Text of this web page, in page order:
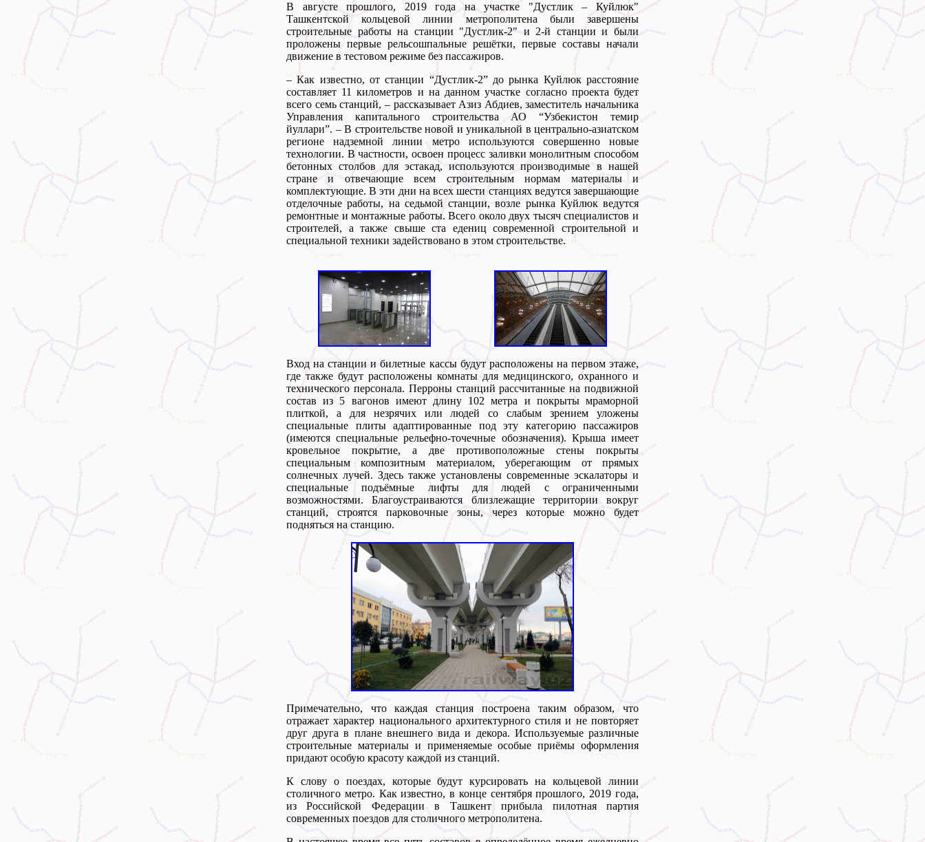
В августе прошлого, 2019 года на участке "Дустлик – Куйлюк"
Ташкентской кольцевой линии метрополитена были завершены
строительные работы на станции "Дустлик-2" и 2-й станции и были
проложены первые рельсошпальные решётки, первые составы начали
движение в тестовом режиме без пассажиров.
– Как известно, от станции “Дустлик-2” до рынка Куйлюк расстояние
составляет 11 километров и на данном участке согласно проекта будет
всего семь станций, – рассказывает Азиз Абдиев, заместитель начальника
Управления капитального строительства АО “Узбекистон темир
йуллари”. – В строительстве новой и уникальной в центрально-азиатском
регионе надземной линии метро используются совершенно новые
технологии. В частности, освоен процесс заливки монолитным способом
бетонных столбов для эстакад, используются производимые в нашей
стране и отвечающие всем строительным нормам материалы и
комплектующие. В эти дни на всех шести станциях ведутся завершающие
отделочные работы, на седьмой станции, возле рынка Куйлюк ведутся
ремонтные и монтажные работы. Всего около двух тысяч специалистов и
строителей, а также свыше ста едениц современной строительной и
специальной техники задействовано в этом строительстве.
Вход на станции и билетные кассы будут расположены на первом этаже,
где также будут расположены комнаты для медицинского, охранного и
технического персонала. Перроны станций рассчитанные на подвижной
состав из 5 вагонов имеют длину 102 метра и покрыты мраморной
плиткой, а для незрячих или людей со слабым зрением уложены
специальные плиты адаптированные под эту категорию пассажиров
(имеются специальные рельефно-точечные обозначения). Крыша имеет
кровельное покрытие, а две противоположные стены покрыты
специальным композитным материалом, уберегающим от прямых
солнечных лучей. Здесь также установлены современные эскалаторы и
специальные подъёмные лифты для людей с ограниченными
возможностями. Благоустраиваются близлежащие территории вокруг
станций, строятся парковочные зоны, через которые можно будет
подняться на станцию.
Примечательно, что каждая станция построена таким образом, что
отражает характер национального архитектурного стиля и не повторяет
друг друга в плане внешнего вида и декора. Используемые различные
строительные материалы и применяемые особые приёмы оформления
придают особую красоту каждой из станций.
К слову о поездах, которые будут курсировать на кольцевой линии
столичного метро. Как известно, в конце сентября прошлого, 2019 года,
из Российской Федерации в Ташкент прибыла пилотная партия
современных поездов для столичного метрополитена.